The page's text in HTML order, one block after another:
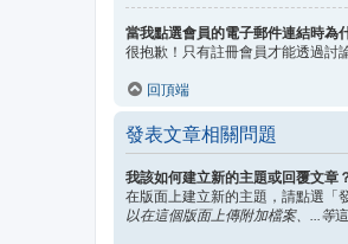
當我點選會員的電子郵件連結時為
很抱歉！只有註冊會員才能透過討
回頂端
發表文章相關問題
我該如何建立新的主題或回覆文章
在版面上建立新的主題，請點選「
以在這個版面上傳附加檔案、...等